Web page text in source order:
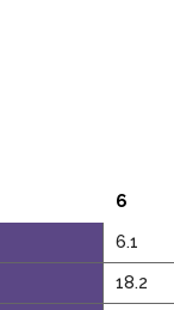
6
6.1
18.2